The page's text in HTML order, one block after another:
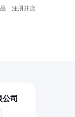
注册开店
司